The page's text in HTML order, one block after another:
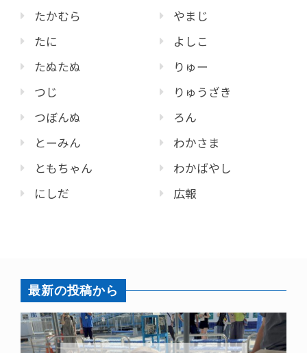
たかむら
たに
たぬたぬ
つじ
つぼんぬ
とーみん
ともちゃん
にしだ
やまじ
よしこ
りゅー
りゅうざき
ろん
わかさま
わかばやし
広報
最新の投稿から